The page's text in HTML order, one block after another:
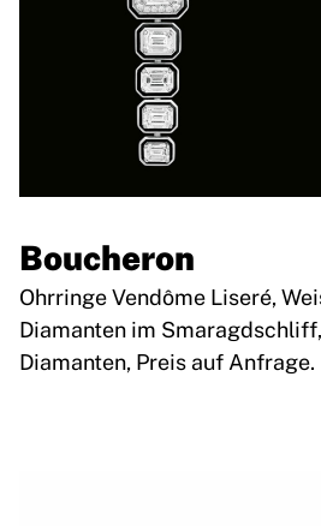
Boucheron
Ohrringe Vendôme Liseré,
Diamanten im
Diamanten, Preis auf Anfrage.